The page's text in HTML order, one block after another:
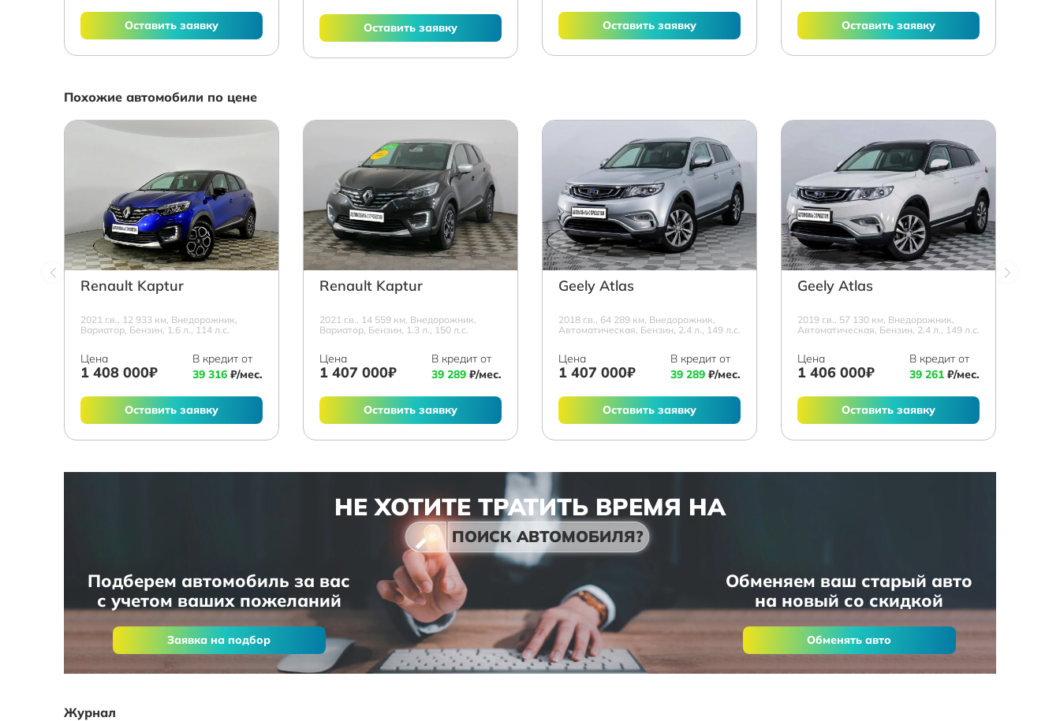
Оставить заявку Оставить заявку Оставить заявку Оставить заявку
Похожие автомобили по цене
Renault Kaptur
2021 г.в., 12 933 км, Внедорожник,
Вариатор, Бензин, 1.6 л., 114 л.с.
Цена
1 408 000₽
В кредит от
39 316 ₽/мес.
Оставить заявку
Renault Kaptur
2021 г.в., 14 559 км, Внедорожник,
Вариатор, Бензин, 1.3 л., 150 л.с.
Цена
1 407 000₽
В кредит от
39 289 ₽/мес.
Оставить заявку
Geely Atlas
2018 г.в., 64 289 км, Внедорожник,
Автоматическая, Бензин, 2.4 л., 149 л.с.
Цена
1 407 000₽
В кредит от
39 289 ₽/мес.
Оставить заявку
Geely Atlas
2019 г.в., 57 130 км, Внедорожник,
Автоматическая, Бензин, 2.4 л., 149 л.с.
Цена
1 406 000₽
В кредит от
39 261 ₽/мес.
Оставить заявку
НЕ ХОТИТЕ ТРАТИТЬ ВРЕМЯ НА
ПОИСК АВТОМОБИЛЯ?
Подберем автомобиль за вас
с учетом ваших пожеланий
Заявка на подбор
Обменяем ваш старый авто
на новый со скидкой
Обменять авто
Журнал